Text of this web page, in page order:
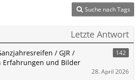
Suche nach Tags
Letzte Antwort
/ GJR /
und Bilder
142
28. April 2026